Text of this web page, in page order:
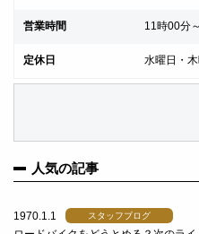
営業時間 11時00分
定休日 水曜日・木
人気の記事
1970.1.1 スタッフブログ